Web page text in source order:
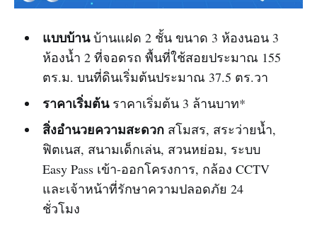
แบบบ้านบ้านแฝด 2 ชั้น ขนาด 3 ห้องนอน 3
ห้องน้ำ 2 ที่จอดรถ พื้นที่ใช้สอยประมาณ 155
ตร.ม. บนที่ดินเริ่มต้นประมาณ 37.5 ตร.วา
ราคาเริ่มต้นราคาเริ่มต้น 3 ล้านบาท*
สิ่งอำนวยความสะดวกสโมสร, สระว่ายน้ำ,
ฟิตเนส, สนามเด็กเล่น, สวนหย่อม, ระบบ
Easy Pass เข้า-ออกโครงการ, กล้อง CCTV
และเจ้าหน้าที่รักษาความปลอดภัย 24
ชั่วโมง